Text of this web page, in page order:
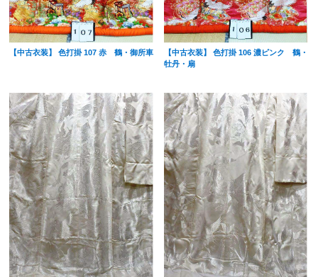
【中古衣装】 色打掛 107 赤 鶴・御所車
【中古衣装】 色打掛 106 濃ピンク 鶴・
牡丹・扇